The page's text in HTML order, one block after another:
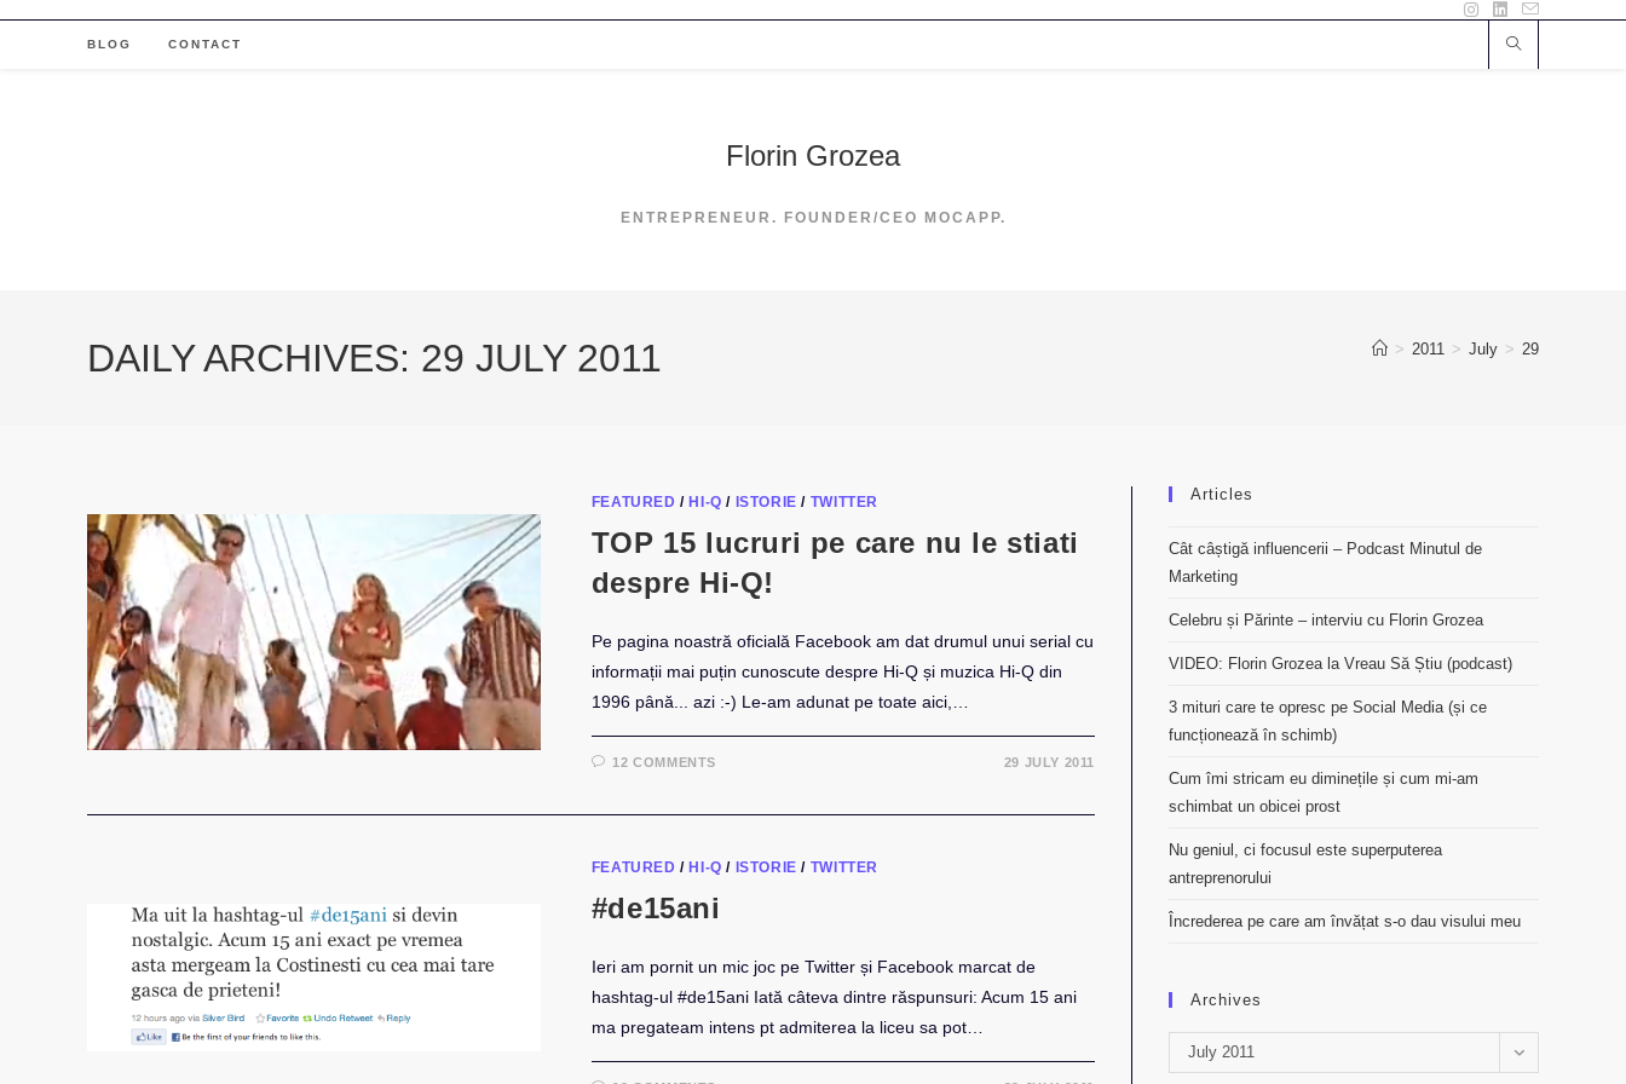
BLOG CONTACT
Florin Grozea
ENTREPRENEUR. FOUNDER/CEO MOCAPP.
DAILY ARCHIVES: 29 JULY 2011 > 2011 > July > 29
FEATURED / HI-Q / ISTORIE / TWITTER
TOP 15 lucruri pe care nu le stiati
despre Hi-Q!
Pe pagina noastră oficială Facebook am dat drumul unui serial cu
informații mai puțin cunoscute despre Hi-Q și muzica Hi-Q din
1996 până... azi :-) Le-am adunat pe toate aici,…
12 COMMENTS 29 JULY 2011
FEATURED / HI-Q / ISTORIE / TWITTER
#de15ani
Ieri am pornit un mic joc pe Twitter și Facebook marcat de
hashtag-ul #de15ani Iată câteva dintre răspunsuri: Acum 15 ani
ma pregateam intens pt admiterea la liceu sa pot…
Articles
Cât câștigă influencerii – Podcast Minutul de
Marketing
Celebru și Părinte – interviu cu Florin Grozea
VIDEO: Florin Grozea la Vreau Să Știu (podcast)
3 mituri care te opresc pe Social Media (și ce
funcționează în schimb)
Cum îmi stricam eu diminețile și cum mi-am
schimbat un obicei prost
Nu geniul, ci focusul este superputerea
antreprenorului
Încrederea pe care am învățat s-o dau visului meu
Archives
Archives
July 2011